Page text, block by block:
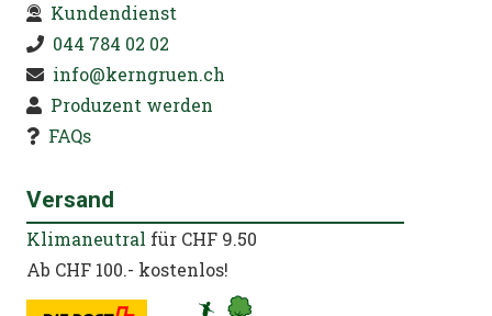
Kundendienst
044 784 02 02
info@kerngruen.ch
Produzent werden
FAQs
Versand
Klimaneutral für CHF 9.50
Ab CHF 100.- kostenlos!